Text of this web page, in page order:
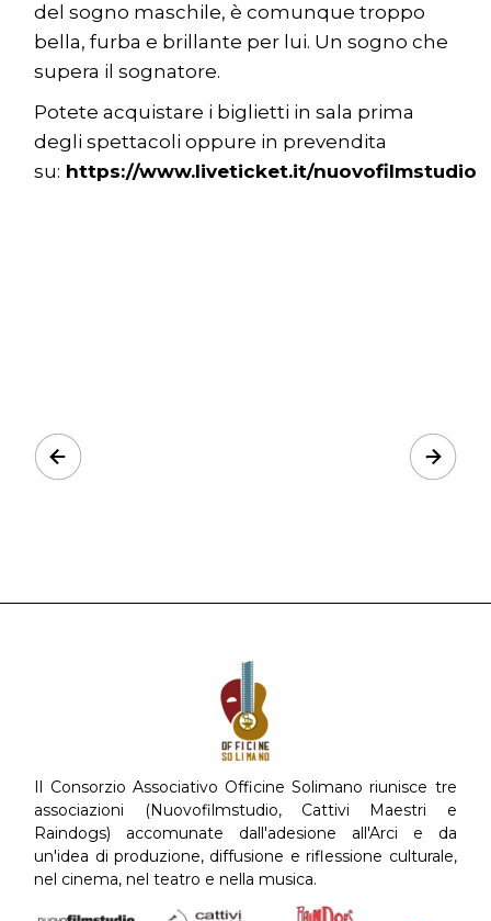
del sogno maschile, è comunque troppo
bella, furba e brillante per lui. Un sogno che
supera il sognatore.
Potete acquistare i biglietti in sala prima
degli spettacoli oppure in prevendita
su: https://www.liveticket.it/nuovofilmstudio
Il Consorzio Associativo Officine Solimano riunisce tre
associazioni (Nuovofilmstudio, Cattivi Maestri e
Raindogs) accomunate dall'adesione all'Arci e da
un'idea di produzione, diffusione e riflessione culturale,
nel cinema, nel teatro e nella musica.